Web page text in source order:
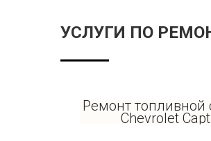
УСЛУГИ ПО
Ремонт топливной
Chevrolet